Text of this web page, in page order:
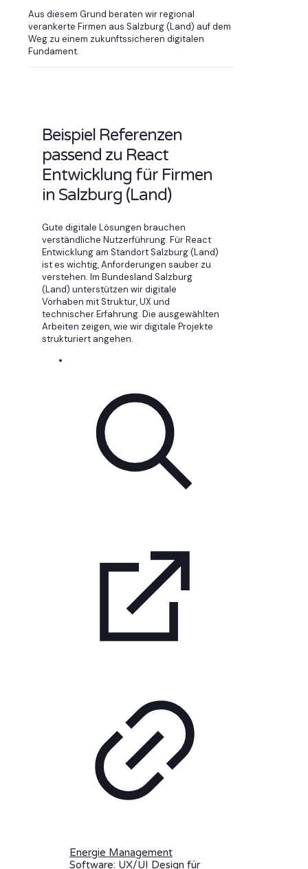
Aus diesem Grund beraten wir regional
verankerte Firmen aus Salzburg (Land) auf dem
Weg zu einem zukunftssicheren digitalen
Fundament.
Beispiel Referenzen
passend zu React
Entwicklung für Firmen
in Salzburg (Land)
Gute digitale Lösungen brauchen
verständliche Nutzerführung. Für React
Entwicklung am Standort Salzburg (Land)
ist es wichtig, Anforderungen sauber zu
verstehen. Im Bundesland Salzburg
(Land) unterstützen wir digitale
Vorhaben mit Struktur, UX und
technischer Erfahrung. Die ausgewählten
Arbeiten zeigen, wie wir digitale Projekte
strukturiert angehen.
Energie Management
Software: UX/UI Design für